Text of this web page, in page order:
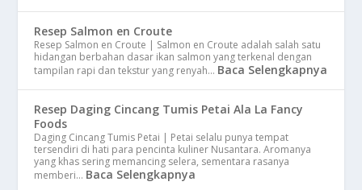
Resep Salmon en Croute
Resep Salmon en Croute | Salmon en Croute adalah salah satu
hidangan berbahan dasar ikan salmon yang terkenal dengan
tampilan rapi dan tekstur yang renyah… Baca Selengkapnya
Resep Daging Cincang Tumis Petai Ala La Fancy
Foods
Daging Cincang Tumis Petai | Petai selalu punya tempat
tersendiri di hati para pencinta kuliner Nusantara. Aromanya
yang khas sering memancing selera, sementara rasanya
memberi… Baca Selengkapnya